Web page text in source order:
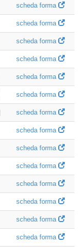
scheda forma
scheda forma
scheda forma
scheda forma
scheda forma
scheda forma
scheda forma
scheda forma
scheda forma
scheda forma
scheda forma
scheda forma
scheda forma
scheda forma